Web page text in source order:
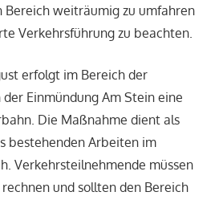
weiträumig zu umfahren
Verkehrsführung zu beachten.
erfolgt im Bereich der
Einmündung Am Stein eine
Die Maßnahme dient als
bestehenden Arbeiten im
Verkehrsteilnehmende müssen
und sollten den Bereich